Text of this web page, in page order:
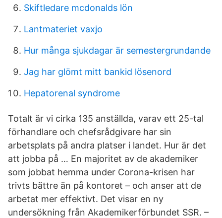
Skiftledare mcdonalds lön
Lantmateriet vaxjo
Hur många sjukdagar är semestergrundande
Jag har glömt mitt bankid lösenord
Hepatorenal syndrome
Totalt är vi cirka 135 anställda, varav ett 25-tal
förhandlare och chefsrådgivare har sin
arbetsplats på andra platser i landet. Hur är det
att jobba på … En majoritet av de akademiker
som jobbat hemma under Corona-krisen har
trivts bättre än på kontoret – och anser att de
arbetat mer effektivt. Det visar en ny
undersökning från Akademikerförbundet SSR. –